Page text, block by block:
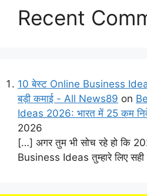
Recent
10 बेस्ट Online Business
बड़ी कमाई - All News89 on
Ideas 2026: भारत में 25 कम
2026
[…] अगर तुम भी सोच रहे हो कि
Business Ideas तुम्हारे लिए सही